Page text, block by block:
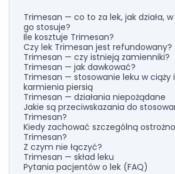
Trimesan — co to za lek, jak działa,
go stosuje?
Ile kosztuje Trimesan?
Czy lek Trimesan jest refundowany?
Trimesan — czy istnieją zamienniki?
Trimesan — jak dawkować?
Trimesan — stosowanie leku w ciąży
karmienia piersią
Trimesan — działania niepożądane
Jakie są przeciwskazania do
Trimesan?
Kiedy zachować szczególną
Trimesan?
Z czym nie łączyć?
Trimesan — skład leku
Pytania pacjentów o lek (FAQ)